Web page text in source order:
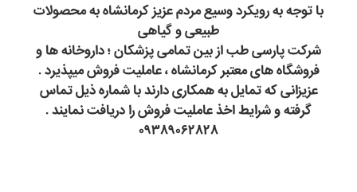
با توجه به رویکرد وسیع مردم عزیز کرمانشاه به محصولات
طبیعی و گیاهی
شرکت پارسی طب از بین تمامی پزشکان ؛ داروخانه ها و
فروشگاه های معتبر کرمانشاه ، عاملیت فروش میپذیرد .
عزیزانی که تمایل به همکاری دارند با شماره ذیل تماس
گرفته و شرایط اخذ عاملیت فروش را دریافت نمایند .
۰۹۳۸۹۰۶۲۸۲۸